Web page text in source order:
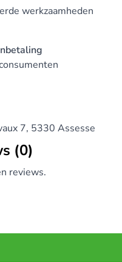
werkzaamheden
7, 5330 Assesse
(0)
reviews.